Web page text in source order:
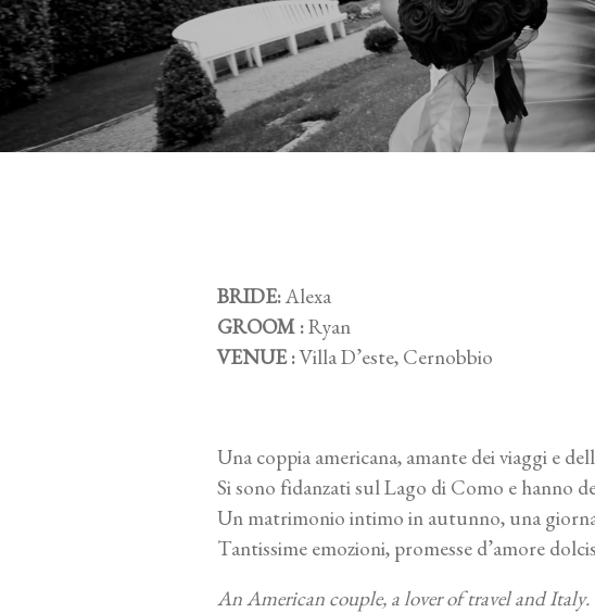
BRIDE:Alexa
GROOM :Ryan
VENUE :Villa D’este, Cernobbio
Una coppia americana, amante dei viaggi e
Si sono fidanzati sul Lago di Como e hanno
Un matrimonio intimo in autunno, una
Tantissime emozioni, promesse d’amore
An American couple, a lover of travel and Italy.